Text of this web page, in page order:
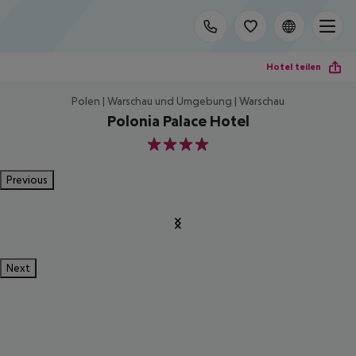
Hotel teilen
Polen | Warschau und Umgebung | Warschau
Polonia Palace Hotel
4
Previous
Next